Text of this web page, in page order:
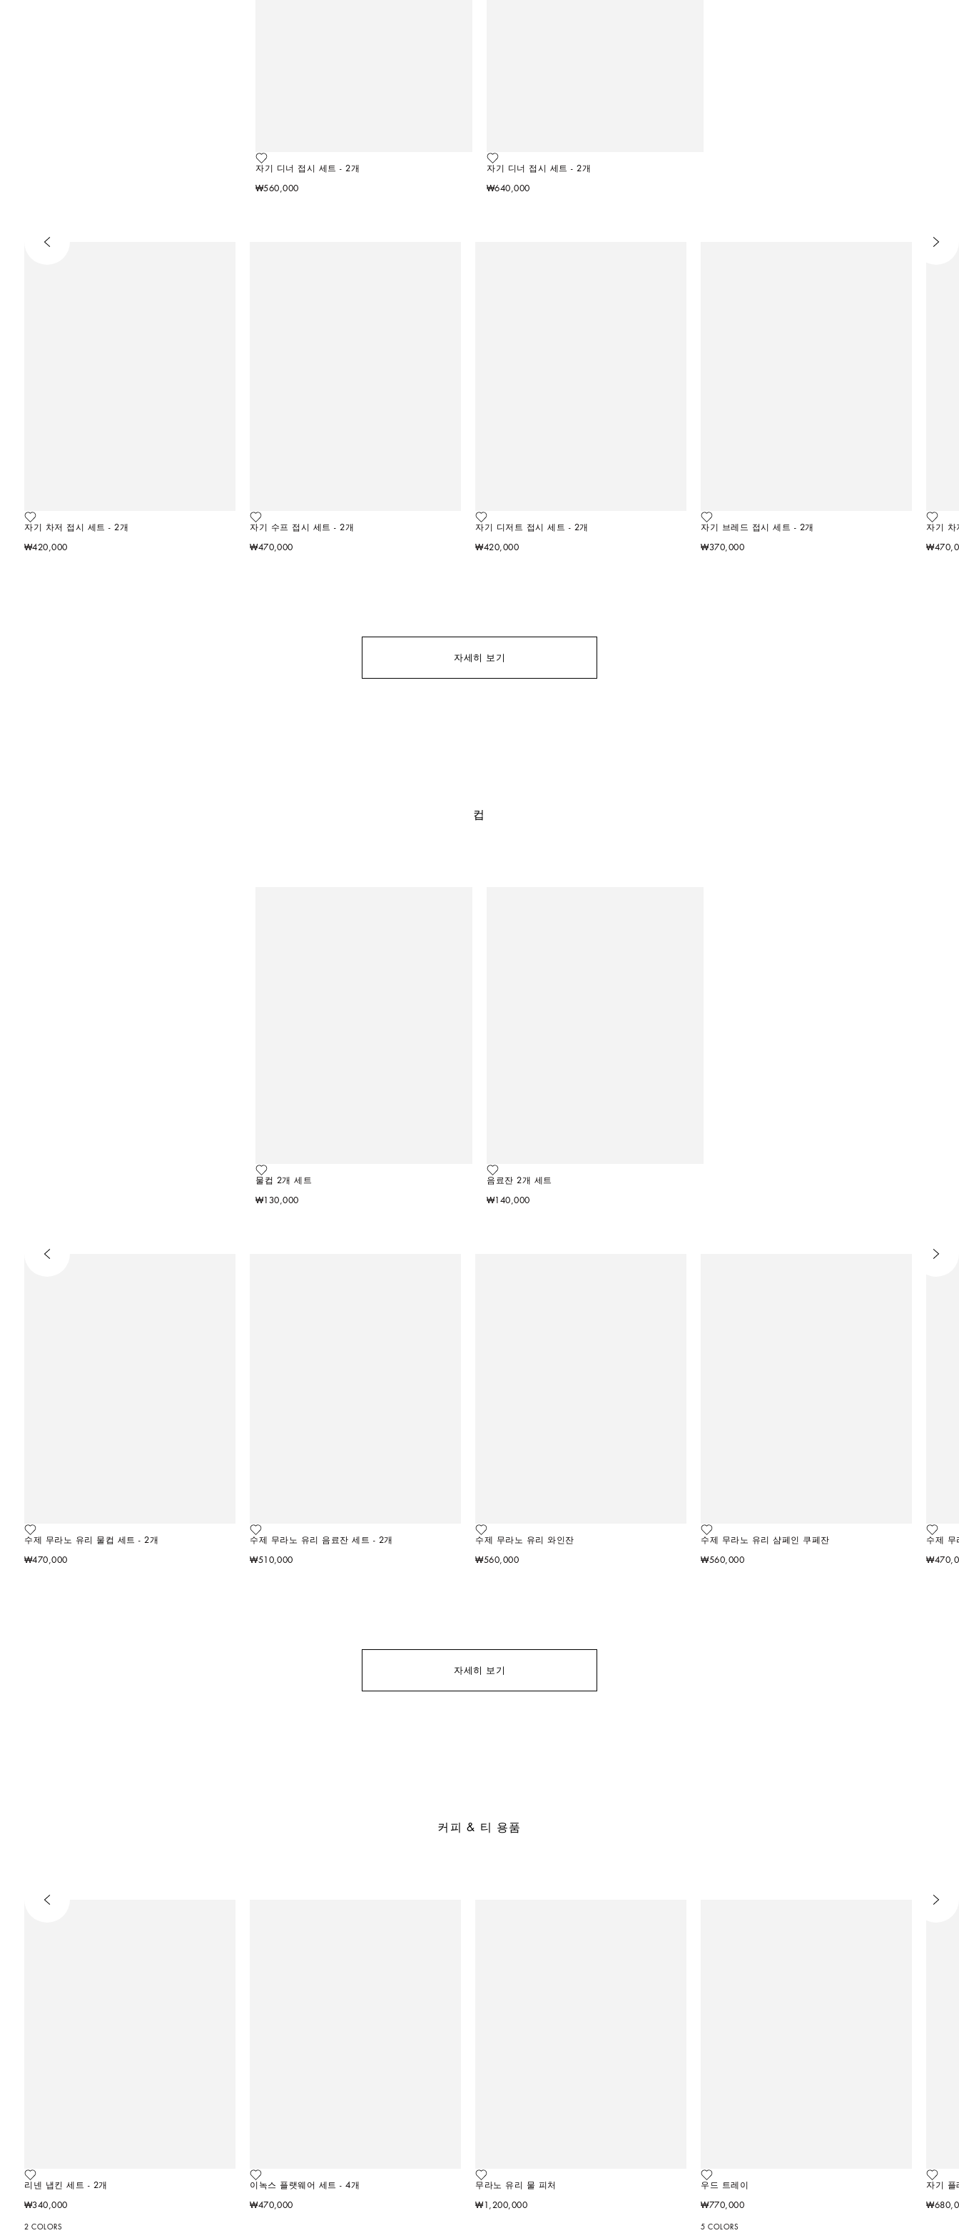
자기 디너 접시 세트 - 2개
₩560,000
자기 디너 접시 세트 - 2개
₩640,000
자기 차저 접시 세트 - 2개
₩420,000
자기 수프 접시 세트 - 2개
₩470,000
자기 디저트 접시 세트 - 2개
₩420,000
자기 브레드 접시 세트 - 2개
₩370,000
자기 차
자세히 보기
컵
물컵 2개 세트
₩130,000
음료잔 2개 세트
₩140,000
수제 무라노 유리 물컵 세트 - 2개
₩470,000
수제 무라노 유리 음료잔 세트 - 2개
₩510,000
수제 무라노 유리 와인잔
₩560,000
수제 무라노 유리 샴페인 쿠페잔
₩560,000
수제 무
자세히 보기
커피 & 티 용품
리넨 냅킨 세트 - 2개
₩340,000
2 COLORS
이녹스 플랫웨어 세트 - 4개
₩470,000
무라노 유리 물 피처
₩1,200,000
우드 트레이
₩770,000
5 COLORS
자기 플
이 상품도 관심 있으실 수 있어요